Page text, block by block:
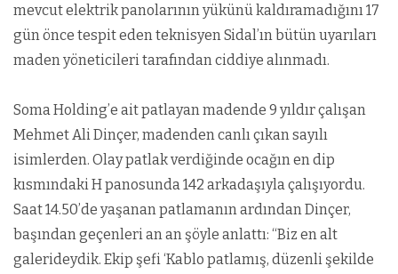
mevcut elektrik panolarının yükünü kaldıramadığını 17
gün önce tespit eden teknisyen Sidal’ın bütün uyarıları
maden yöneticileri tarafından ciddiye alınmadı.
Soma Holding’e ait patlayan madende 9 yıldır çalışan
Mehmet Ali Dinçer, madenden canlı çıkan sayılı
isimlerden. Olay patlak verdiğinde ocağın en dip
kısmındaki H panosunda 142 arkadaşıyla çalışıyordu.
Saat 14.50’de yaşanan patlamanın ardından Dinçer,
başından geçenleri an an şöyle anlattı: “Biz en alt
galerideydik. Ekip şefi ‘Kablo patlamış, düzenli şekilde